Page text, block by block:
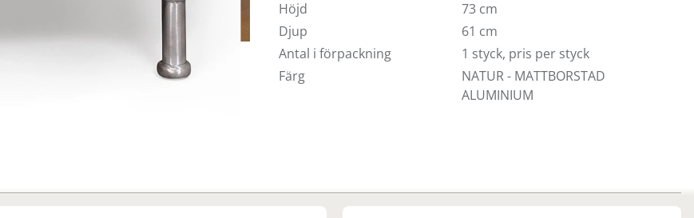
Höjd
73 cm
Djup
61 cm
Antal i förpackning
1 styck, pris per styck
Färg
NATUR - MATTBORSTAD
ALUMINIUM
Finns i fler val (11)